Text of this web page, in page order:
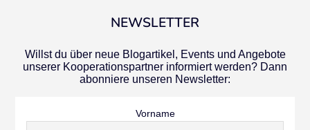
NEWSLETTER
Willst du über neue Blogartikel, Events und Angebote
unserer Kooperationspartner informiert werden? Dann
abonniere unseren Newsletter:
Vorname